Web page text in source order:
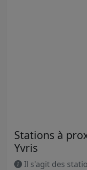
Stations à
Yvris
Il s'agit des